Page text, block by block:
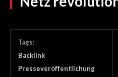
Tags:
Backlink
Presseveröffentlichung